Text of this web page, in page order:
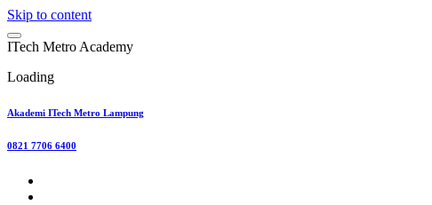
Skip to content
ITech Metro Academy
Loading
Akademi ITech Metro Lampung
0821 7706 6400